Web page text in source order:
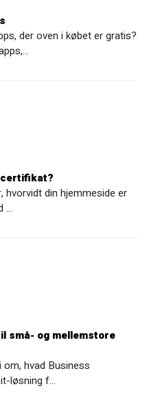
der oven i købet er gratis?
din hjemmeside er
…
små- og mellemstore
hvad Business
løsning f…